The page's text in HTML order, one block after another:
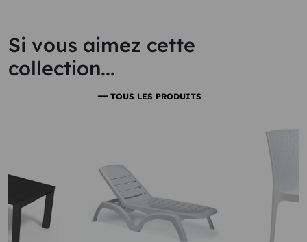
Si vous aimez cette
collection...
TOUS LES PRODUITS